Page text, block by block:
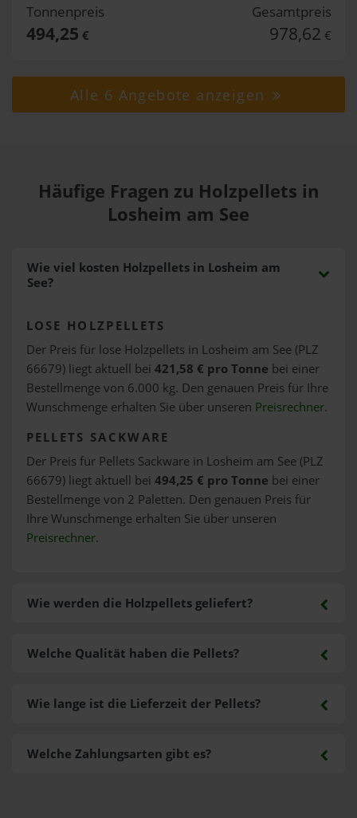
Tonnenpreis
494,25 €
Gesamtpreis
978,62 €
Alle 6 Angebote anzeigen
Häufige Fragen zu Holzpellets in
Losheim am See
Wie viel kosten Holzpellets in Losheim am
See?
LOSE HOLZPELLETS
Der Preis für lose Holzpellets in Losheim am See (PLZ
66679) liegt aktuell bei 421,58 € pro Tonne bei einer
Bestellmenge von 6.000 kg. Den genauen Preis für Ihre
Wunschmenge erhalten Sie über unseren Preisrechner.
PELLETS SACKWARE
Der Preis für Pellets Sackware in Losheim am See (PLZ
66679) liegt aktuell bei 494,25 € pro Tonne bei einer
Bestellmenge von 2 Paletten. Den genauen Preis für
Ihre Wunschmenge erhalten Sie über unseren
Preisrechner.
Wie werden die Holzpellets geliefert?
Welche Zahlungsarten gibt es?
Welche Qualität haben die Pellets?
Wie lange ist die Lieferzeit der Pellets?